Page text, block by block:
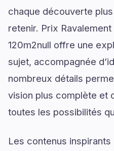
chaque découverte
retenir. Prix
120m2null offre une
sujet, accompagnée
nombreux détails
vision plus complète et
toutes les possibilités
Les contenus